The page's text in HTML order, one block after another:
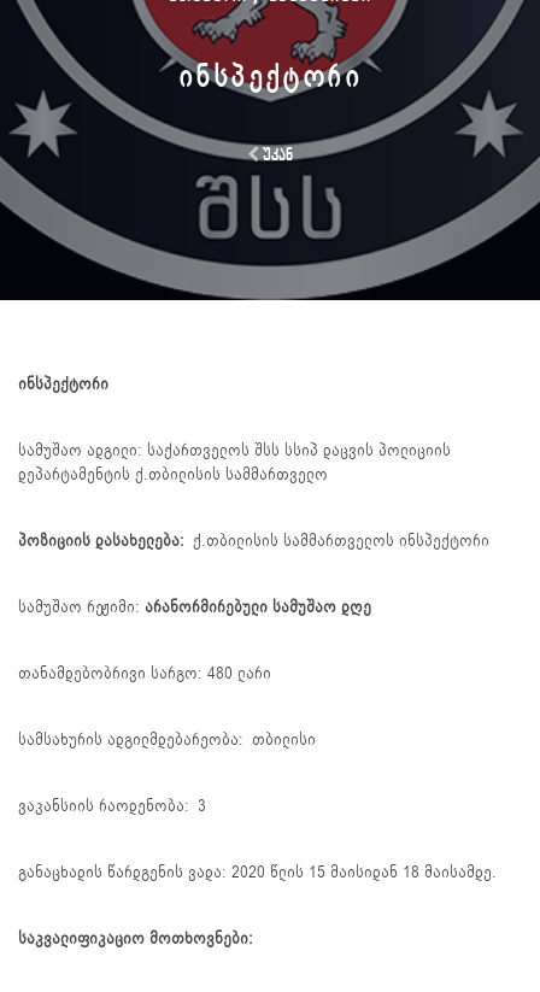
ᲘᲜᲡᲞᲔᲥᲢᲝᲠᲘ
უკან
ინსპექტორი
სამუშაო ადგილი: საქართველოს შსს სსიპ დაცვის პოლიციის
დეპარტამენტის ქ.თბილისის სამმართველო
პოზიციის დასახელება: ქ.თბილისის სამმართველოს ინსპექტორი
სამუშაო რეჟიმი: არანორმირებული სამუშაო დღე
თანამდებობრივი სარგო: 480 ლარი
სამსახურის ადგილმდებარეობა: თბილისი
ვაკანსიის რაოდენობა: 3
განაცხადის წარდგენის ვადა: 2020 წლის 15 მაისიდან 18 მაისამდე.
საკვალიფიკაციო მოთხოვნები: